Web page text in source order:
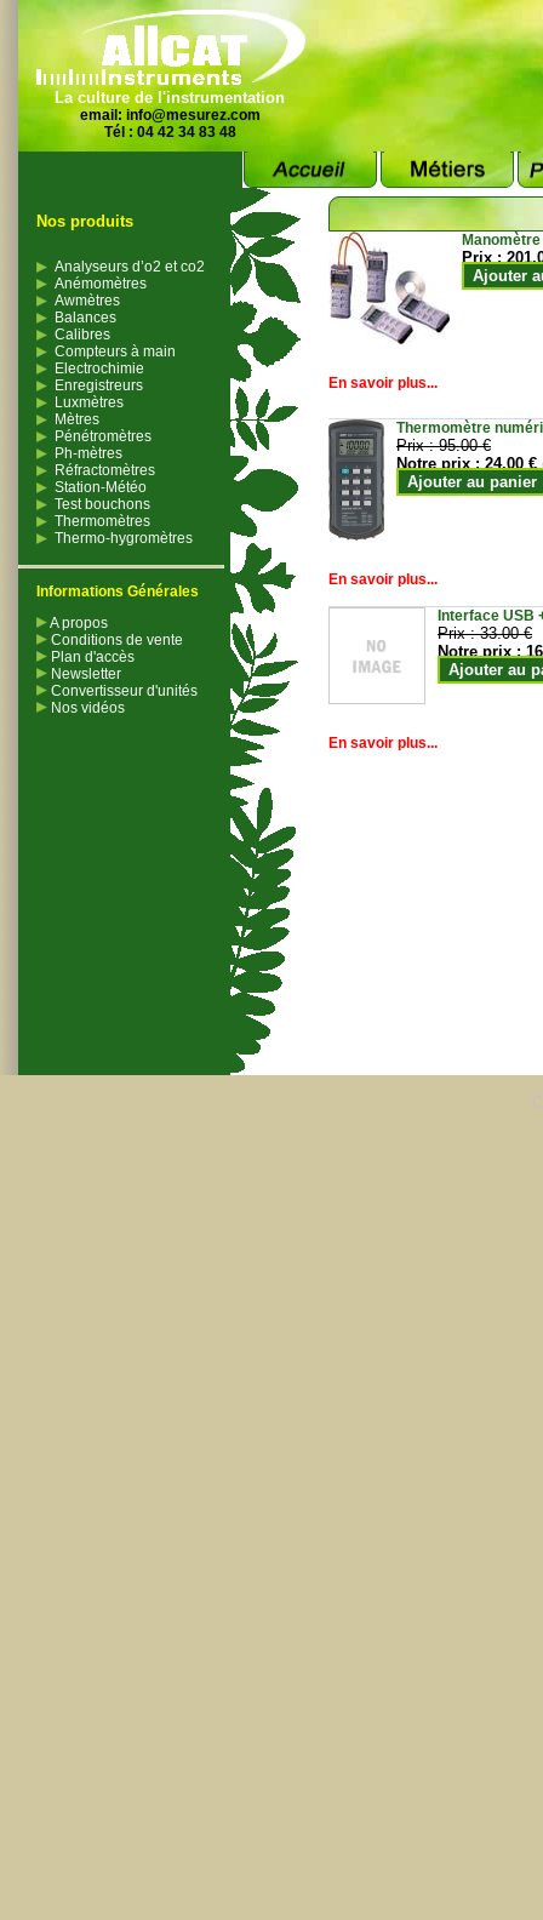
La culture de l'instrumentation
email: info@mesurez.com
Tél : 04 42 34 83 48
Nos produits
Analyseurs d’o2 et co2
Anémomètres
Awmètres
Balances
Calibres
Compteurs à main
Electrochimie
Enregistreurs
Luxmètres
Mètres
Pénétromètres
Ph-mètres
Réfractomètres
Station-Météo
Test bouchons
Thermomètres
Thermo-hygromètres
Informations Générales
A propos
Conditions de vente
Plan d'accès
Newsletter
Convertisseur d'unités
Nos vidéos
Prix :
Ajouter
En savoir plus...
Thermomètre
Prix :95.00 €
Notre prix :24.00 €
Ajouter au panier
En savoir plus...
Interface USB
Prix :33.00 €
Notre prix :
Ajouter au
En savoir plus...